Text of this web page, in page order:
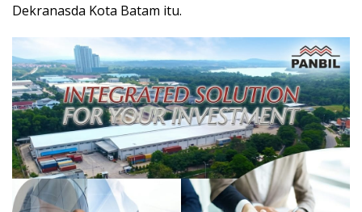
Dekranasda Kota Batam itu.